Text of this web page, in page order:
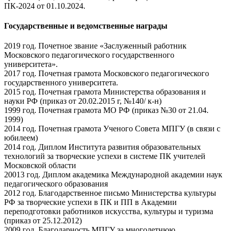
ПК-2024 от 01.10.2024.
Государственные и ведомственные награды
2019 год. Почетное звание «Заслуженный работник
Московского педагогического государственного
университета».
2017 год. Почетная грамота Московского педагогического
государственного университета.
2015 год. Почетная грамота Министерства образования и
науки РФ (приказ от 20.02.2015 г, №140/ к-н)
1999 год. Почетная грамота МО РФ (приказ №30 от 21.04.
1999)
2014 год. Почетная грамота Ученого Совета МПГУ (в связи с
юбилеем)
2014 год. Диплом Института развития образовательных
технологий за творческие успехи в системе ПК учителей
Московской области
20013 год. Диплом академика Международной академии наук
педагогического образования
2012 год. Благодарственное письмо Министерства культуры
РФ за творческие успехи в ПК и ПП в Академии
переподготовки работников искусства, культуры и туризма
(приказ от 25.12.2012)